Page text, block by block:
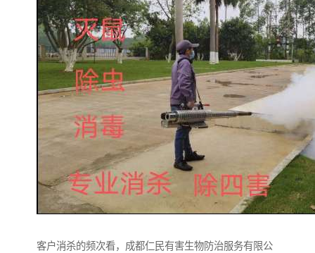
客户消杀的频次看，成都仁民有害生物防治服务有限公